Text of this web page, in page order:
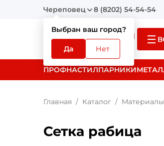
Череповец
Выбран ваш город?
Да Нет
8 (8202) 54-54-54
ПРОФНАСТИЛПАРНИКИ
Главная Каталог
Сетка рабица